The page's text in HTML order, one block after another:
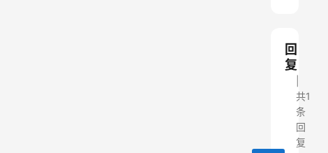
回
复
共1
条
回
复